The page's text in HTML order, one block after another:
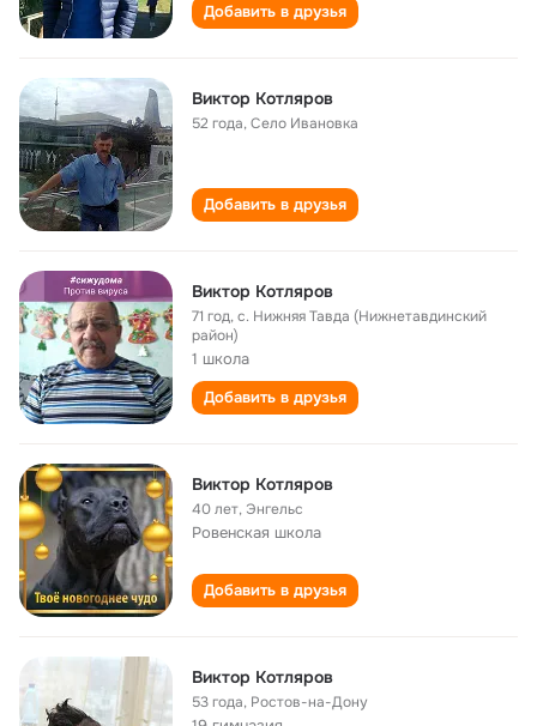
Добавить в друзья
Виктор Котляров
52 года,Село Ивановка
Добавить в друзья
Виктор Котляров
71 год,с. Нижняя Тавда (Нижнетавдинский
район)
1 школа
Добавить в друзья
Виктор Котляров
40 лет, Энгельс
Ровенская школа
Добавить в друзья
Виктор Котляров
53 года, Ростов-на-Дону